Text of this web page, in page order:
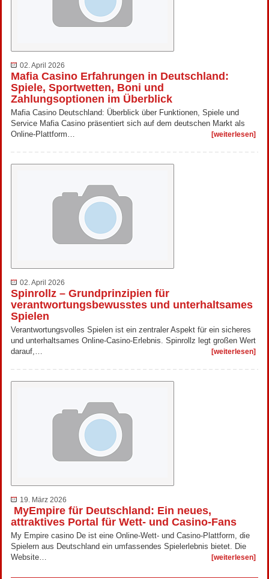
02. April 2026
Mafia Casino Erfahrungen in Deutschland:
Spiele, Sportwetten, Boni und
Zahlungsoptionen im Überblick
Mafia Casino Deutschland: Überblick über Funktionen, Spiele und
Service Mafia Casino präsentiert sich auf dem deutschen Markt als
Online-Plattform…
[weiterlesen]
02. April 2026
Spinrollz – Grundprinzipien für
verantwortungsbewusstes und unterhaltsames
Spielen
Verantwortungsvolles Spielen ist ein zentraler Aspekt für ein sicheres
und unterhaltsames Online-Casino-Erlebnis. Spinrollz legt großen Wert
darauf,…
[weiterlesen]
19. März 2026
MyEmpire für Deutschland: Ein neues,
attraktives Portal für Wett- und Casino-Fans
My Empire casino De ist eine Online-Wett- und Casino-Plattform, die
Spielern aus Deutschland ein umfassendes Spielerlebnis bietet. Die
Website…
[weiterlesen]